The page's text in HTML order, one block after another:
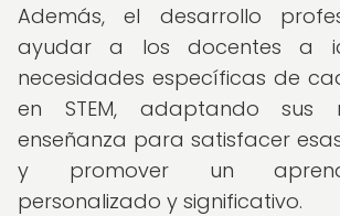
Además, el desarrollo
ayudar a los docentes a
necesidades específicas de
en STEM, adaptando sus
enseñanza para satisfacer
y promover un
personalizado y significativo.